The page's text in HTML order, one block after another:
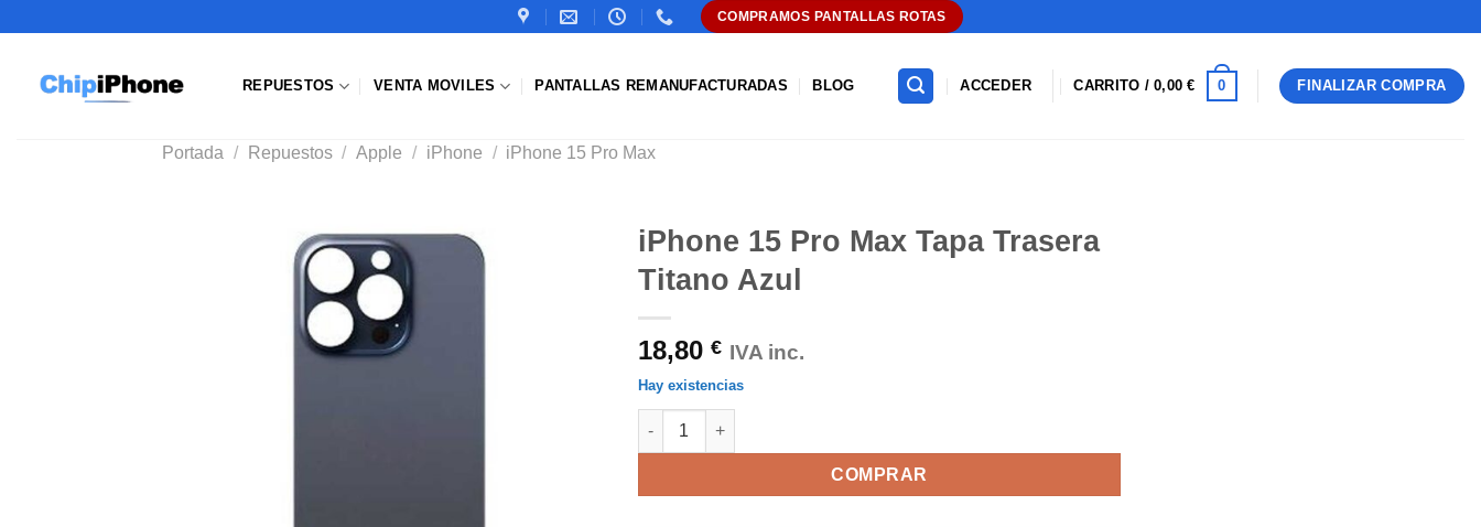
COMPRAMOS PANTALLAS ROTAS
REPUESTOS VENTA MOVILES PANTALLAS REMANUFACTURADAS BLOG ACCEDER CARRITO /0,00€ 0 FINALIZAR COMPRA
Portada / Repuestos / Apple / iPhone / iPhone 15 Pro Max
iPhone 15 Pro Max Tapa Trasera
Titano Azul
18,80 € IVA inc.
Hay existencias
iPhone 15 Pro Max Tapa Trasera Titano Azul cantidad
COMPRAR